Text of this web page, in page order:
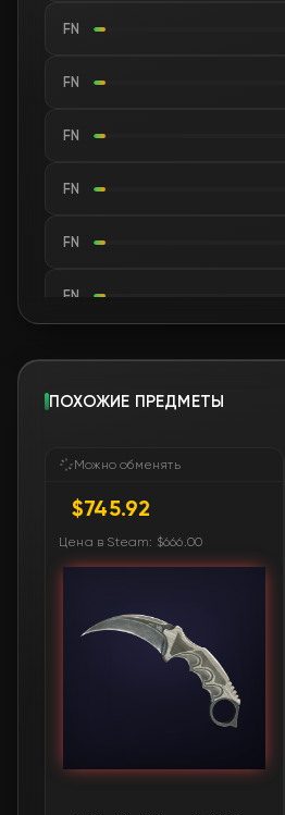
FN
FN
FN
FN
FN
FN
FN
FN
FN
FN
ПОХОЖИЕ ПРЕДМЕТЫ
Можно обменять
$745.92
Цена в Steam: $666.00